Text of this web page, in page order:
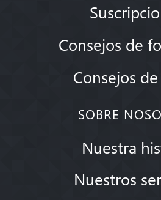
Consejos de
Consejos
SOBRE
Nuestra
Nuestros